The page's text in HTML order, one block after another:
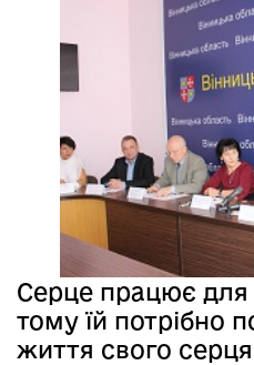
Серце працює
тому їй потрібно
життя свого